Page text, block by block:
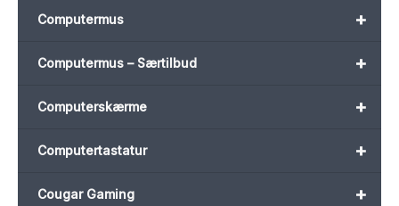
+
Computermus
+
Computermus – Særtilbud
+
Computerskærme
+
Computertastatur
+
Cougar Gaming